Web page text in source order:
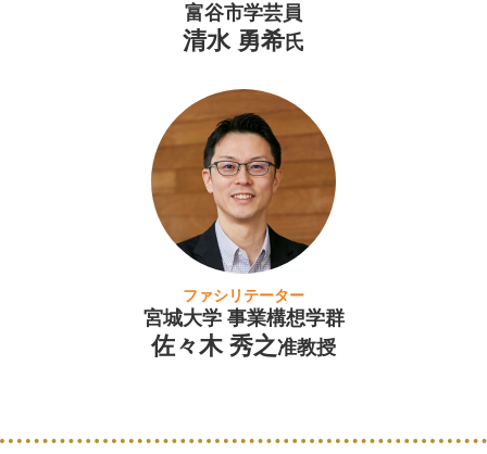
富谷市学芸員
清水 勇希氏
ファシリテーター
宮城大学 事業構想学群
佐々木 秀之准教授